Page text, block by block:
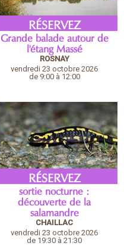
RÉSERVEZ
Grande balade autour de
l'étang Massé
ROSNAY
vendredi 23 octobre 2026
de 9:00 à 12:00
RÉSERVEZ
sortie nocturne :
découverte de la
salamandre
CHAILLAC
vendredi 23 octobre 2026
de 19:30 à 21:30